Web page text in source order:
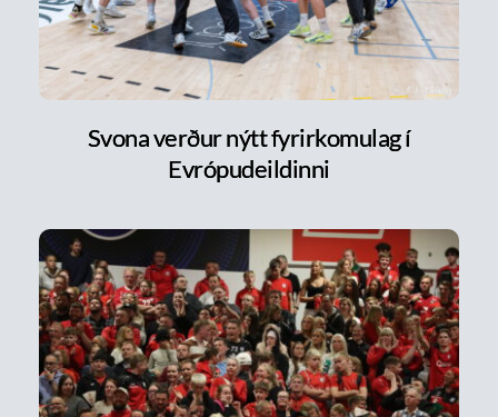
Svona verður nýtt fyrirkomulag í
Evrópudeildinni